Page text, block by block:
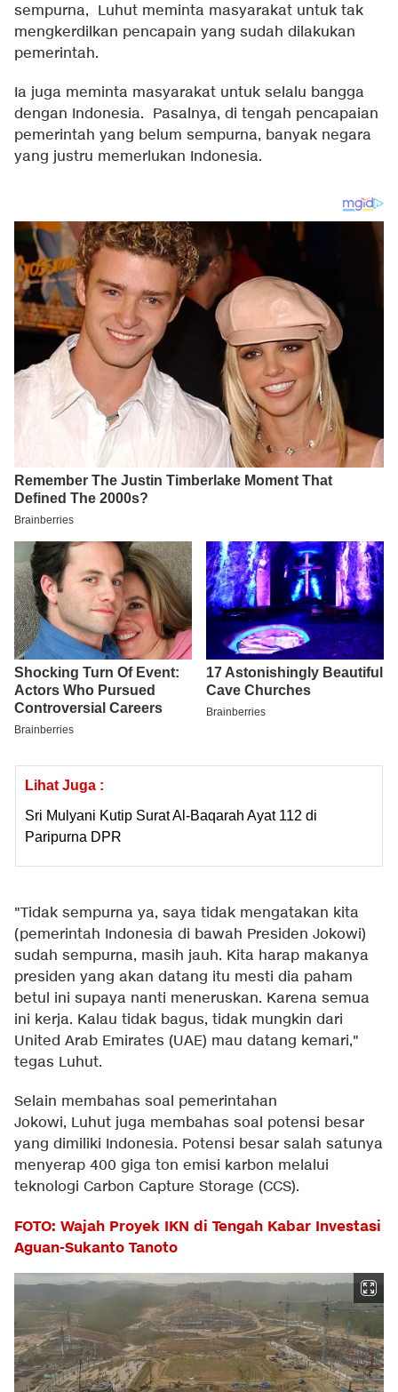
sempurna, Luhut meminta masyarakat untuk tak
mengkerdilkan pencapain yang sudah dilakukan
pemerintah.
Ia juga meminta masyarakat untuk selalu bangga
dengan Indonesia. Pasalnya, di tengah pencapaian
pemerintah yang belum sempurna, banyak negara
yang justru memerlukan Indonesia.
Lihat Juga :
Sri Mulyani Kutip Surat Al-Baqarah Ayat 112 di
Paripurna DPR
"Tidak sempurna ya, saya tidak mengatakan kita
(pemerintah Indonesia di bawah Presiden Jokowi)
sudah sempurna, masih jauh. Kita harap makanya
presiden yang akan datang itu mesti dia paham
betul ini supaya nanti meneruskan. Karena semua
ini kerja. Kalau tidak bagus, tidak mungkin dari
United Arab Emirates (UAE) mau datang kemari,"
tegas Luhut.
Selain membahas soal pemerintahan
Jokowi, Luhut juga membahas soal potensi besar
yang dimiliki Indonesia. Potensi besar salah satunya
menyerap 400 giga ton emisi karbon melalui
teknologi Carbon Capture Storage (CCS).
FOTO: Wajah Proyek IKN di Tengah Kabar Investasi
Aguan-Sukanto Tanoto